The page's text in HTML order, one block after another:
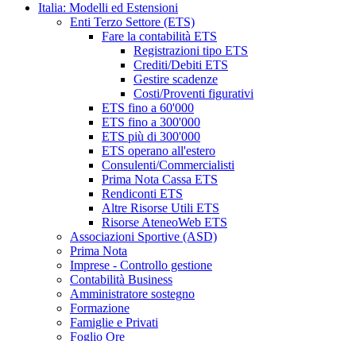
Italia: Modelli ed Estensioni
Enti Terzo Settore (ETS)
Fare la contabilità ETS
Registrazioni tipo ETS
Crediti/Debiti ETS
Gestire scadenze
Costi/Proventi figurativi
ETS fino a 60'000
ETS fino a 300'000
ETS più di 300'000
ETS operano all'estero
Consulenti/Commercialisti
Prima Nota Cassa ETS
Rendiconti ETS
Altre Risorse Utili ETS
Risorse AteneoWeb ETS
Associazioni Sportive (ASD)
Prima Nota
Imprese - Controllo gestione
Contabilità Business
Amministratore sostegno
Formazione
Famiglie e Privati
Foglio Ore